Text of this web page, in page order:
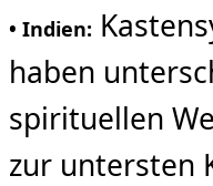
• Indien:
haben
spirituellen
zur untersten